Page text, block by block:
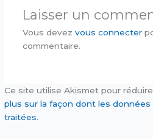
Laisser un
Vous devez vous connecter
commentaire.
Ce site utilise Akismet pour
plus sur la façon dont les
traitées.